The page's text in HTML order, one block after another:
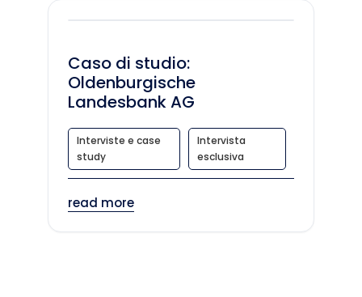
Caso di studio:
Oldenburgische
Landesbank AG
Interviste e case
study
Intervista
esclusiva
read more